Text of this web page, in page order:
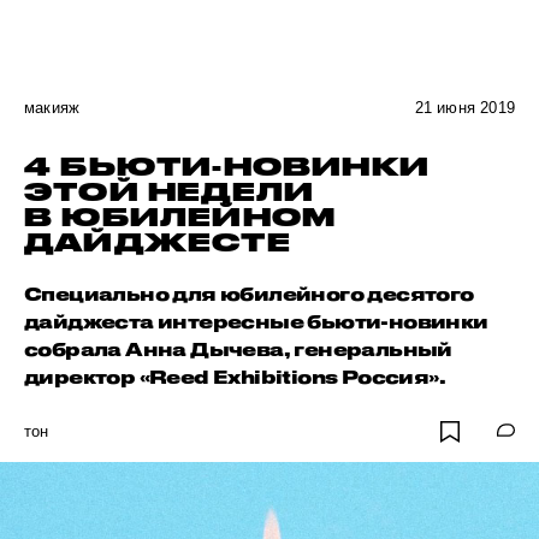
макияж 21 июня 2019
4 БЬЮТИ-НОВИНКИ
ЭТОЙ НЕДЕЛИ
В ЮБИЛЕЙНОМ
ДАЙДЖЕСТЕ
Специально для юбилейного десятого
дайджеста интересные бьюти-новинки
собрала Анна Дычева, генеральный
директор «Reed Exhibitions Россия».
тон